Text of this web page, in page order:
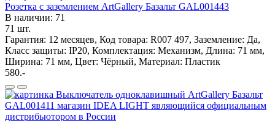
Розетка с заземлением ArtGallery Базальт GAL001443
В наличии: 71
71 шт.
Гарантия: 12 месяцев, Код товара: R007 497, Заземление: Да,
Класс защиты: IP20, Комплектация: Механизм, Длина: 71 мм,
Ширина: 71 мм, Цвет: Чёрный, Материал: Пластик
580.-